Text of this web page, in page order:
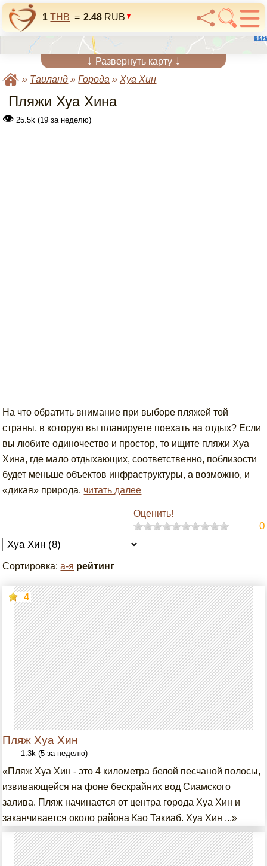
1 THB = 2.48 RUB
↓ Развернуть карту ↓
» Таиланд »Города »Хуа Хин
Пляжи Хуа Хина
👁 25.5k (19 за неделю)
На что обратить внимание при выборе пляжей той
страны, в которую вы планируете поехать на отдых? Если
вы любите одиночество и простор, то ищите пляжи Хуа
Хина, где мало отдыхающих, соответственно, поблизости
будет меньше объектов инфраструктуры, а возможно, и
«дикая» природа. читать далее
Оценить!
0
Сортировка:а-я рейтинг
Пляж Хуа Хин
4
1.3k (5 за неделю)
«Пляж Хуа Хин - это 4 километра белой песчаной полосы,
извивающейся на фоне бескрайних вод Сиамского
залива. Пляж начинается от центра города Хуа Хин и
заканчивается около района Као Такиаб. Хуа Хин ...»